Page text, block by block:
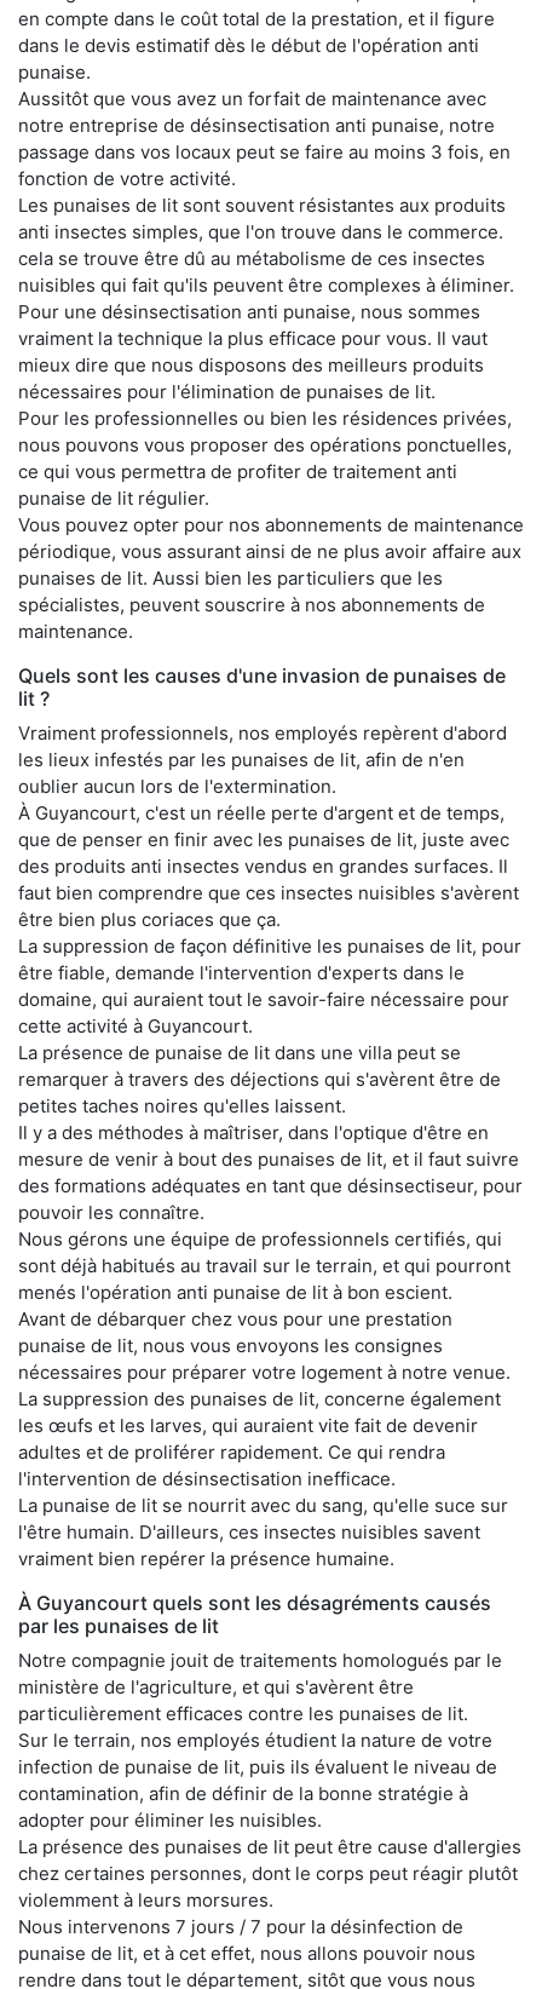
en compte dans le coût total de la prestation, et il figure
dans le devis estimatif dès le début de l'opération anti
punaise.
Aussitôt que vous avez un forfait de maintenance avec
notre entreprise de désinsectisation anti punaise, notre
passage dans vos locaux peut se faire au moins 3 fois, en
fonction de votre activité.
Les punaises de lit sont souvent résistantes aux produits
anti insectes simples, que l'on trouve dans le commerce.
cela se trouve être dû au métabolisme de ces insectes
nuisibles qui fait qu'ils peuvent être complexes à éliminer.
Pour une désinsectisation anti punaise, nous sommes
vraiment la technique la plus efficace pour vous. Il vaut
mieux dire que nous disposons des meilleurs produits
nécessaires pour l'élimination de punaises de lit.
Pour les professionnelles ou bien les résidences privées,
nous pouvons vous proposer des opérations ponctuelles,
ce qui vous permettra de profiter de traitement anti
punaise de lit régulier.
Vous pouvez opter pour nos abonnements de maintenance
périodique, vous assurant ainsi de ne plus avoir affaire aux
punaises de lit. Aussi bien les particuliers que les
spécialistes, peuvent souscrire à nos abonnements de
maintenance.
Quels sont les causes d'une invasion de punaises de
lit ?
Vraiment professionnels, nos employés repèrent d'abord
les lieux infestés par les punaises de lit, afin de n'en
oublier aucun lors de l'extermination.
À Guyancourt, c'est un réelle perte d'argent et de temps,
que de penser en finir avec les punaises de lit, juste avec
des produits anti insectes vendus en grandes surfaces. Il
faut bien comprendre que ces insectes nuisibles s'avèrent
être bien plus coriaces que ça.
La suppression de façon définitive les punaises de lit, pour
être fiable, demande l'intervention d'experts dans le
domaine, qui auraient tout le savoir-faire nécessaire pour
cette activité à Guyancourt.
La présence de punaise de lit dans une villa peut se
remarquer à travers des déjections qui s'avèrent être de
petites taches noires qu'elles laissent.
Il y a des méthodes à maîtriser, dans l'optique d'être en
mesure de venir à bout des punaises de lit, et il faut suivre
des formations adéquates en tant que désinsectiseur, pour
pouvoir les connaître.
Nous gérons une équipe de professionnels certifiés, qui
sont déjà habitués au travail sur le terrain, et qui pourront
menés l'opération anti punaise de lit à bon escient.
Avant de débarquer chez vous pour une prestation
punaise de lit, nous vous envoyons les consignes
nécessaires pour préparer votre logement à notre venue.
La suppression des punaises de lit, concerne également
les œufs et les larves, qui auraient vite fait de devenir
adultes et de proliférer rapidement. Ce qui rendra
l'intervention de désinsectisation inefficace.
La punaise de lit se nourrit avec du sang, qu'elle suce sur
l'être humain. D'ailleurs, ces insectes nuisibles savent
vraiment bien repérer la présence humaine.
À Guyancourt quels sont les désagréments causés
par les punaises de lit
Notre compagnie jouit de traitements homologués par le
ministère de l'agriculture, et qui s'avèrent être
particulièrement efficaces contre les punaises de lit.
Sur le terrain, nos employés étudient la nature de votre
infection de punaise de lit, puis ils évaluent le niveau de
contamination, afin de définir de la bonne stratégie à
adopter pour éliminer les nuisibles.
La présence des punaises de lit peut être cause d'allergies
chez certaines personnes, dont le corps peut réagir plutôt
violemment à leurs morsures.
Nous intervenons 7 jours / 7 pour la désinfection de
punaise de lit, et à cet effet, nous allons pouvoir nous
rendre dans tout le département, sitôt que vous nous